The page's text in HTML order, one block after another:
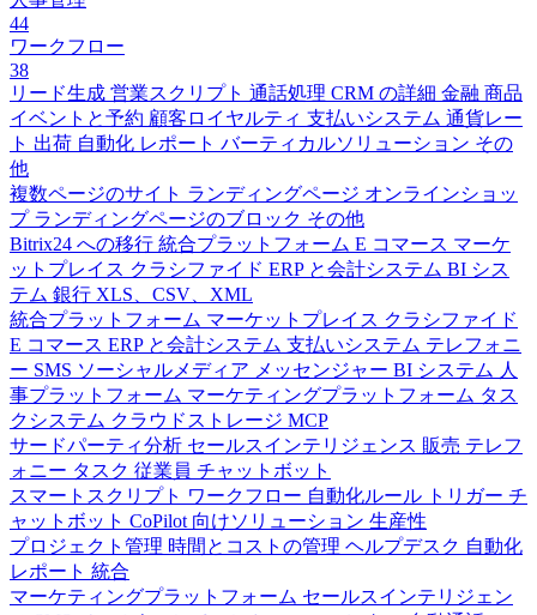
44
ワークフロー
38
リード生成 営業スクリプト 通話処理 CRM の詳細 金融 商品
イベントと予約 顧客ロイヤルティ 支払いシステム 通貨レー
ト 出荷 自動化 レポート バーティカルソリューション その
他
複数ページのサイト ランディングページ オンラインショッ
プ ランディングページのブロック その他
Bitrix24 への移行 統合プラットフォーム E コマース マーケ
ットプレイス クラシファイド ERP と会計システム BI シス
テム 銀行 XLS、CSV、XML
統合プラットフォーム マーケットプレイス クラシファイド
E コマース ERP と会計システム 支払いシステム テレフォニ
ー SMS ソーシャルメディア メッセンジャー BI システム 人
事プラットフォーム マーケティングプラットフォーム タス
クシステム クラウドストレージ MCP
サードパーティ分析 セールスインテリジェンス 販売 テレフ
ォニー タスク 従業員 チャットボット
スマートスクリプト ワークフロー 自動化ルール トリガー チ
ャットボット CoPilot 向けソリューション 生産性
プロジェクト管理 時間とコストの管理 ヘルプデスク 自動化
レポート 統合
マーケティングプラットフォーム セールスインテリジェン